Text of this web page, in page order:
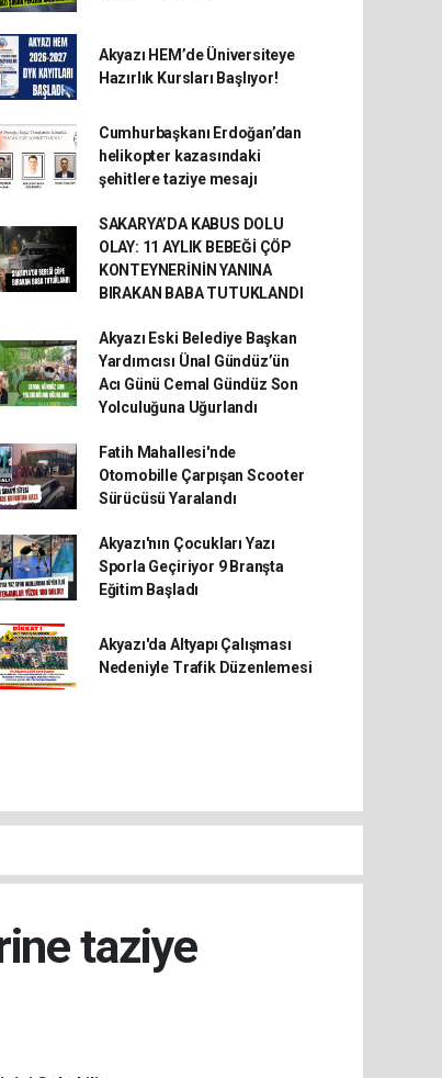
Akyazı HEM’de Üniversiteye
Hazırlık Kursları Başlıyor!
Cumhurbaşkanı Erdoğan’dan
helikopter kazasındaki
şehitlere taziye mesajı
SAKARYA’DA KABUS DOLU
OLAY: 11 AYLIK BEBEĞİ ÇÖP
KONTEYNERİNİN YANINA
BIRAKAN BABA TUTUKLANDI
Akyazı Eski Belediye Başkan
Yardımcısı Ünal Gündüz’ün
Acı Günü Cemal Gündüz Son
Yolculuğuna Uğurlandı
Fatih Mahallesi'nde
Otomobille Çarpışan Scooter
Sürücüsü Yaralandı
Akyazı'nın Çocukları Yazı
Sporla Geçiriyor 9 Branşta
Eğitim Başladı
Akyazı'da Altyapı Çalışması
Nedeniyle Trafik Düzenlemesi
taziye